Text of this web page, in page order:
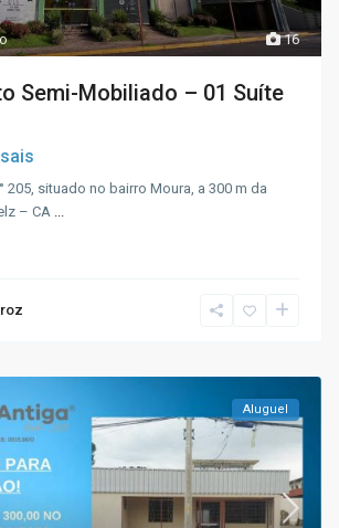
16
Semi-Mobiliado – 01 Suíte
205, situado no bairro Moura, a 300 m da
– CA ...
Aluguel